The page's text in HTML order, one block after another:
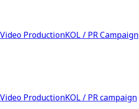
Video ProductionKOL / PR Campaign
Video ProductionKOL / PR campaign